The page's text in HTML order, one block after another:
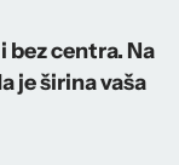
bez centra. Na
je širina vaša